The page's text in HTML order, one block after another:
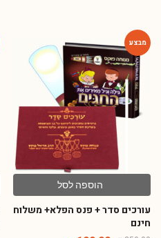
הוספה לסל
עורכים סדר + פנס הפלא+ משלוח
חינם